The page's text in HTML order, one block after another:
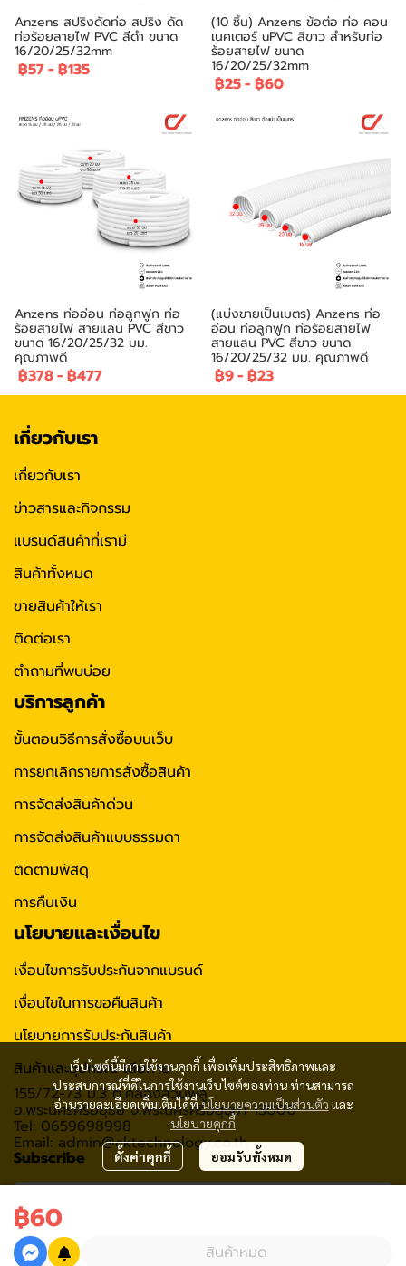
Anzens สปริงดัดท่อ สปริง ดัด
ท่อร้อยสายไฟ PVC สีดำ ขนาด
16/20/25/32mm
฿57- ฿135
(10 ชิ้น) Anzens ข้อต่อ ท่อ คอน
เนคเตอร์ uPVC สีขาว สำหรับท่อ
ร้อยสายไฟ ขนาด
16/20/25/32mm
฿25- ฿60
Anzens ท่ออ่อน ท่อลูกฟูก ท่อ
ร้อยสายไฟ สายแลน PVC สีขาว
ขนาด 16/20/25/32 มม.
คุณภาพดี
฿378- ฿477
(แบ่งขายเป็นเมตร) Anzens ท่อ
อ่อน ท่อลูกฟูก ท่อร้อยสายไฟ
สายแลน PVC สีขาว ขนาด
16/20/25/32 มม. คุณภาพดี
฿9- ฿23
฿60
สินค้าหมด
เว็บไซต์นี้มีการใช้งานคุกกี้ เพื่อเพิ่มประสิทธิภาพและ
ประสบการณ์ที่ดีในการใช้งานเว็บไซต์ของท่าน ท่านสามารถ
อ่านรายละเอียดเพิ่มเติมได้ที่นโยบายความเป็นส่วนตัว และ
นโยบายคุกกี้
ตั้งค่าคุกกี้ ยอมรับทั้งหมด
เกี่ยวกับเรา
เกี่ยวกับเรา
ข่าวสารและกิจกรรม
แบรนด์สินค้าที่เรามี
สินค้าทั้งหมด
ขายสินค้าให้เรา
ติดต่อเรา
ตำถามที่พบบ่อย
บริการลูกค้า
ขั้นตอนวิธีการสั่งซื้อบนเว็บ
การยกเลิกรายการสั่งซื้อสินค้า
การจัดส่งสินค้าด่วน
การจัดส่งสินค้าแบบธรรมดา
ติดตามพัสดุ
การคืนเงิน
นโยบายและเงื่อนไข
เงื่อนไขการรับประกันจากแบรนด์
เงื่อนไขในการขอคืนสินค้า
นโยบายการรับประกันสินค้า
สินค้าและอุปกรณ์ เสียหาย
155/72-73 ม.3 ต.คลองสวนพลู
อ.พระนครศรีอยุธย จ.พระนครศรีอยุธยา 13000
Tel: 0659698998
Email: admin@cktechnology.co.th
Subscribe
รับข่าวสาร